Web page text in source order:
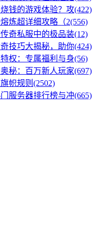
钱的游戏体验？攻(422)
炼超详细攻略（2(556)
奇私服中的极品装(12)
技巧大揭秘，助你(424)
权：专属福利与身(56)
秘：百万新人玩家(697)
帜规则(2502)
服务器排行榜与冲(665)